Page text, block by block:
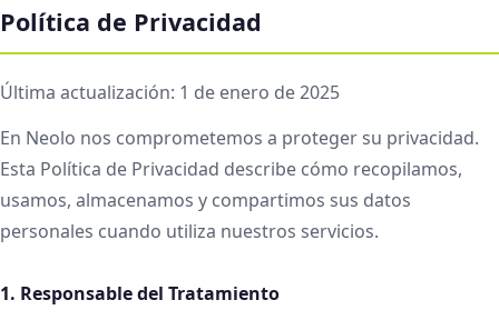
Política de Privacidad
Última actualización: 1 de enero de 2025
En Neolo nos comprometemos a proteger su privacidad.
Esta Política de Privacidad describe cómo recopilamos,
usamos, almacenamos y compartimos sus datos
personales cuando utiliza nuestros servicios.
1. Responsable del Tratamiento